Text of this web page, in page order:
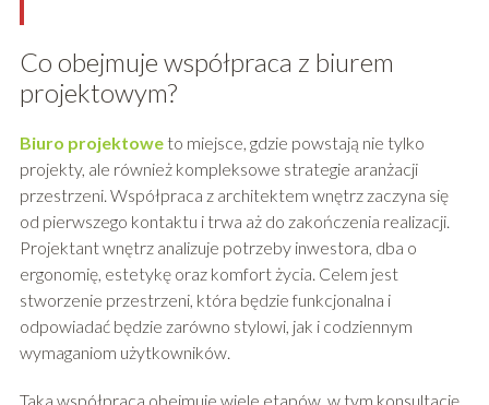
Co obejmuje współpraca z biurem
projektowym?
Biuro projektowe to miejsce, gdzie powstają nie tylko
projekty, ale również kompleksowe strategie aranżacji
przestrzeni. Współpraca z architektem wnętrz zaczyna się
od pierwszego kontaktu i trwa aż do zakończenia realizacji.
Projektant wnętrz analizuje potrzeby inwestora, dba o
ergonomię, estetykę oraz komfort życia. Celem jest
stworzenie przestrzeni, która będzie funkcjonalna i
odpowiadać będzie zarówno stylowi, jak i codziennym
wymaganiom użytkowników.
Taka współpraca obejmuje wiele etapów, w tym konsultację,